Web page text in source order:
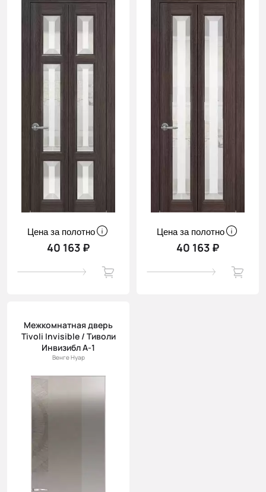
Цена за полотно
40 163 ₽
Цена за полотно
40 163 ₽
Межкомнатная дверь
Tivoli Invisible / Тиволи
Инвизибл А-1
Венге Нуар